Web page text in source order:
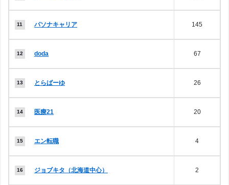
パソナキャリア 145
doda 67
とらばーゆ 26
医療21 20
エン転職 4
ジョブキタ（北海道中心） 2